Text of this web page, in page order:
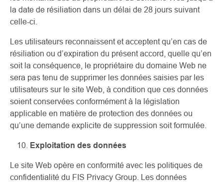
la date de résiliation dans un délai de 28 jours suivant
celle-ci.
Les utilisateurs reconnaissent et acceptent qu’en cas de
résiliation ou d’expiration du présent accord, quelle qu’en
soit la conséquence, le propriétaire du domaine Web ne
sera pas tenu de supprimer les données saisies par les
utilisateurs sur le site Web, à condition que ces données
soient conservées conformément à la législation
applicable en matière de protection des données ou
qu’une demande explicite de suppression soit formulée.
Exploitation des données
Le site Web opère en conformité avec les politiques de
confidentialité du FIS Privacy Group. Les données